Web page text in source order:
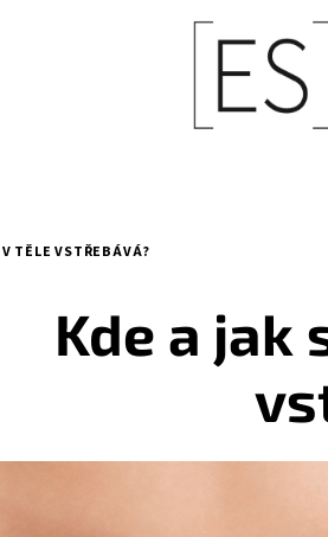
TĚLE VSTŘEBÁVÁ?
Kde a jak